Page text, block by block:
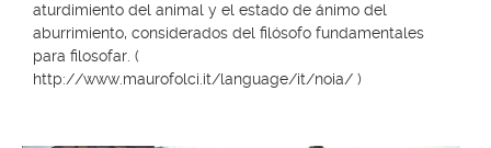
aturdimiento del animal y el estado de ánimo del
aburrimiento, considerados del filósofo fundamentales
para filosofar. (
http://www.maurofolci.it/language/it/noia/ )